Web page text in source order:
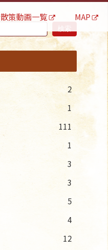
散策動画一覧 MAP
検索
2
1
111
1
3
3
5
4
12